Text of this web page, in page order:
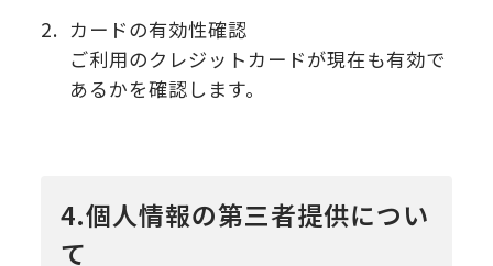
2. カードの有効性確認
ご利用のクレジットカードが現在も有効で
あるかを確認します。
4.個人情報の第三者提供につい
て